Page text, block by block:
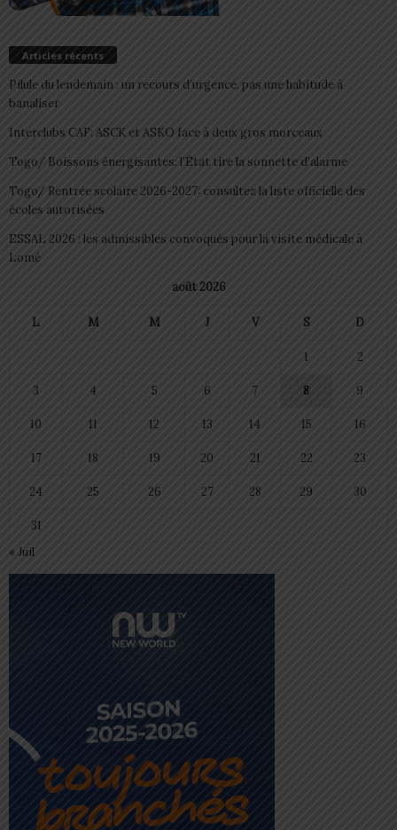
Articles récents
Pilule du lendemain : un recours d’urgence, pas une habitude à
banaliser
Interclubs CAF: ASCK et ASKO face à deux gros morceaux
Togo/ Boissons énergisantes: l’État tire la sonnette d’alarme
Togo/ Rentrée scolaire 2026-2027: consultez la liste officielle des
écoles autorisées
ESSAL 2026 : les admissibles convoqués pour la visite médicale à
Lomé
août 2026
L M M J V S D
1 2
3 4 5 6 7 8 9
10 11 12 13 14 15 16
17 18 19 20 21 22 23
24 25 26 27 28 29 30
31
« Juil